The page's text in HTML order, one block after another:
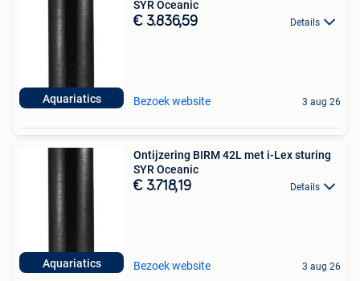
Aquariatics
SYR Oceanic
€ 3.836,59 Details
Bezoek website 3 aug 26
Aquariatics
Ontijzering BIRM 42L met i-Lex sturing
SYR Oceanic
€ 3.718,19 Details
Bezoek website 3 aug 26